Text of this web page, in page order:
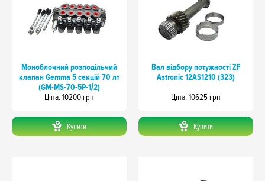
Моноблочний розподільчий
клапан Gemma 5 секцій 70 лт
(GM-MS-70-5P-1/2)
Цiна: 10200 грн
Купити
Вал відбору потужності ZF
Astronic 12AS1210 (323)
Цiна: 10625 грн
Купити